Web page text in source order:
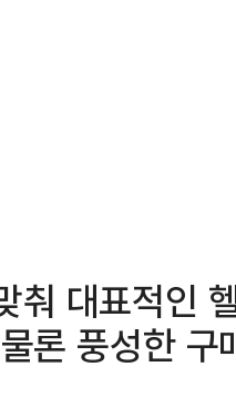
춰 대표적인
론 풍성한 구